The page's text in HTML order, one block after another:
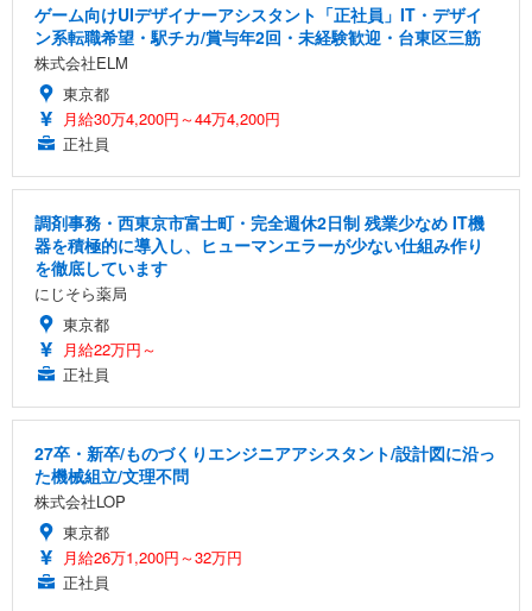
ゲーム向けUIデザイナーアシスタント「正社員」IT・デザイ
ン系転職希望・駅チカ/賞与年2回・未経験歓迎・台東区三筋
株式会社ELM
東京都
月給30万4,200円～44万4,200円
正社員
調剤事務・西東京市富士町・完全週休2日制 残業少なめ IT機
器を積極的に導入し、ヒューマンエラーが少ない仕組み作り
を徹底しています
にじそら薬局
東京都
月給22万円～
正社員
27卒・新卒/ものづくりエンジニアアシスタント/設計図に沿っ
た機械組立/文理不問
株式会社LOP
東京都
月給26万1,200円～32万円
正社員